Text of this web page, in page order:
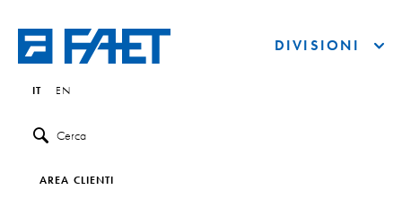
IT EN
Cerca
AREA CLIENTI
DIVISIONI